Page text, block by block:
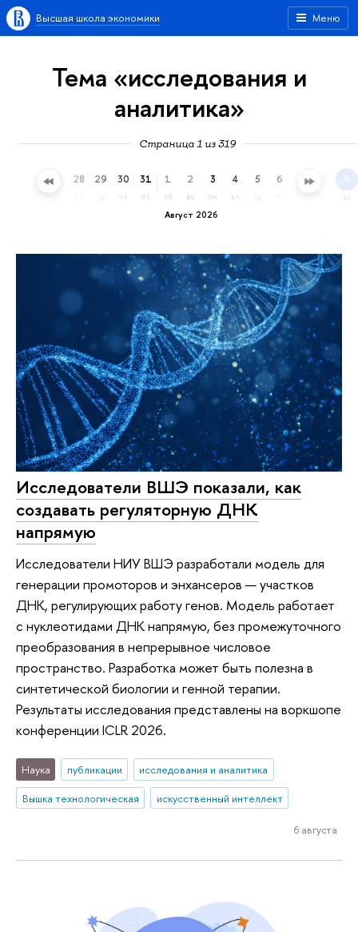
Меню
Высшая школа экономики
Тема «исследования и
аналитика»
Страница 1 из 319
27 28 29 30
чт
31
пт
Август 2026
1
сб
2
вс
3
пн
4
вт
5 6 7 9
вс
Исследователи ВШЭ показали, как
создавать регуляторную ДНК
напрямую
Исследователи НИУ ВШЭ разработали модель для
генерации промоторов и энхансеров — участков
ДНК, регулирующих работу генов. Модель работает
с нуклеотидами ДНК напрямую, без промежуточного
преобразования в непрерывное числовое
пространство. Разработка может быть полезна в
синтетической биологии и генной терапии.
Результаты исследования представлены на воркшопе
конференции ICLR 2026.
Наука публикации
исследования и аналитика
Вышка технологическая
искусственный интеллект
6 августа